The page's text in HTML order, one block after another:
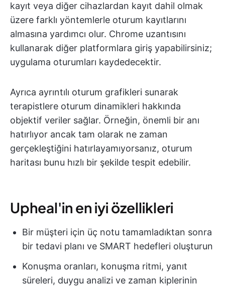
kayıt veya diğer cihazlardan kayıt dahil olmak
üzere farklı yöntemlerle oturum kayıtlarını
almasına yardımcı olur. Chrome uzantısını
kullanarak diğer platformlara giriş yapabilirsiniz;
uygulama oturumları kaydedecektir.
Ayrıca ayrıntılı oturum grafikleri sunarak
terapistlere oturum dinamikleri hakkında
objektif veriler sağlar. Örneğin, önemli bir anı
hatırlıyor ancak tam olarak ne zaman
gerçekleştiğini hatırlayamıyorsanız, oturum
haritası bunu hızlı bir şekilde tespit edebilir.
Upheal'in en iyi özellikleri
Bir müşteri için üç notu tamamladıktan sonra
bir tedavi planı ve SMART hedefleri oluşturun
Konuşma oranları, konuşma ritmi, yanıt
süreleri, duygu analizi ve zaman kiplerinin